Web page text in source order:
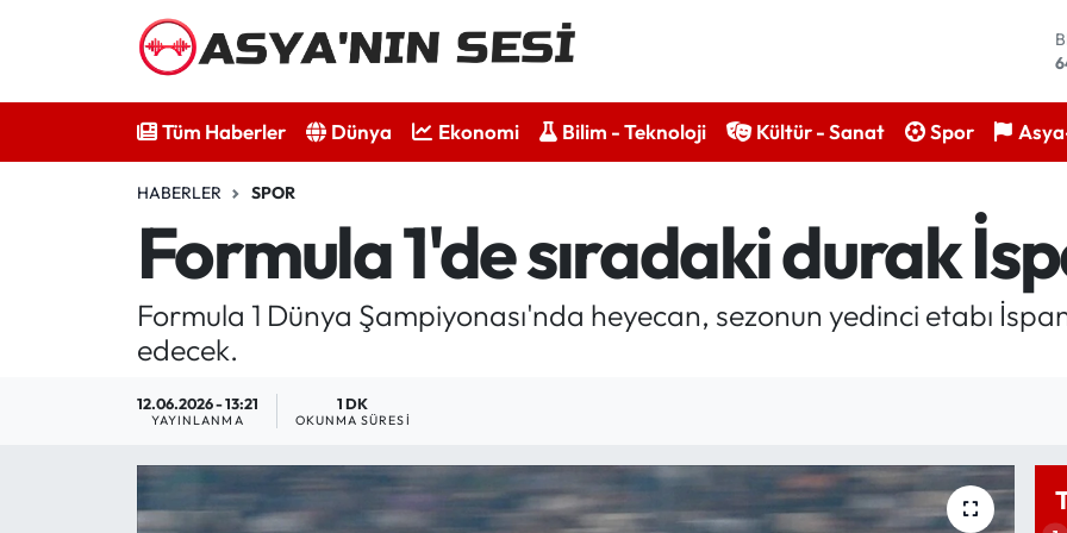
Tüm Haberler Dünya Ekonomi Bilim - Teknoloji Kültür - Sanat Spor
HABERLER SPOR
Formula 1'de sıradaki durak
Formula 1 Dünya Şampiyonası'nda heyecan, sezonun yedinci etabı
edecek.
12.06.2026 - 13:21
YAYINLANMA
1 DK
OKUNMA SÜRESI
Bilim - Teknoloji
Kültür - Sanat
Yazarlar